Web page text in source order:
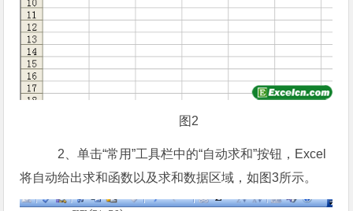
图2
2、单击“常用”工具栏中的“自动求和”按钮，Excel
将自动给出求和函数以及求和数据区域，如图3所示。